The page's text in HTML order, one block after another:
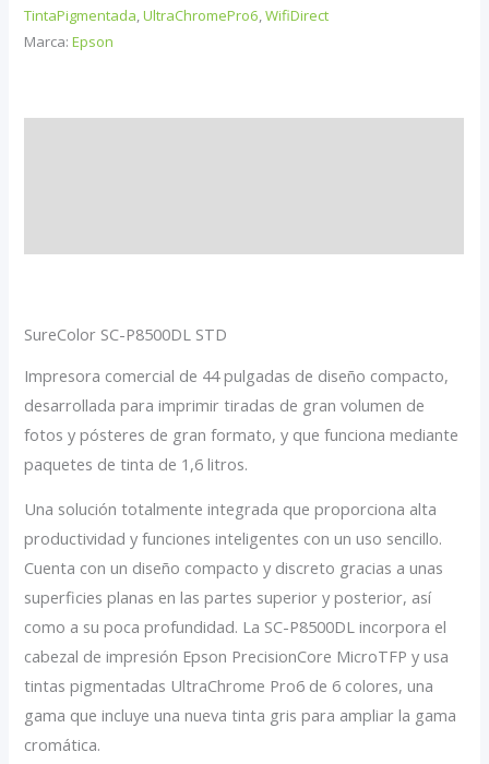
TintaPigmentada,UltraChromePro6,WifiDirect
Marca:Epson
SureColor SC-P8500DL STD
Impresora comercial de 44 pulgadas de diseño compacto,
desarrollada para imprimir tiradas de gran volumen de
fotos y pósteres de gran formato, y que funciona mediante
paquetes de tinta de 1,6 litros.
Una solución totalmente integrada que proporciona alta
productividad y funciones inteligentes con un uso sencillo.
Cuenta con un diseño compacto y discreto gracias a unas
superficies planas en las partes superior y posterior, así
como a su poca profundidad. La SC-P8500DL incorpora el
cabezal de impresión Epson PrecisionCore MicroTFP y usa
tintas pigmentadas UltraChrome Pro6 de 6 colores, una
gama que incluye una nueva tinta gris para ampliar la gama
cromática.